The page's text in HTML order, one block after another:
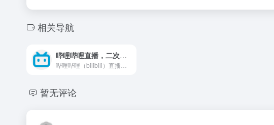
相关导航
哔哩哔哩直播，二次元弹幕直播平台
暂无评论